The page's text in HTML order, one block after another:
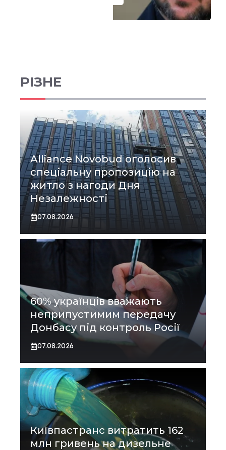
РІЗНЕ
Alliance Novobud оголосив
спеціальну пропозицію на
житло з нагоди Дня
Незалежності
07.08.2026
60% українців вважають
неприпустимим передачу
Донбасу під контроль Росії
07.08.2026
Київпастранс витратить 162
млн гривень на дизельне